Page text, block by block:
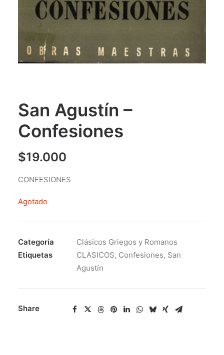
San Agustín –
Confesiones
$19.000
CONFESIONES
Agotado
Categoría
Clásicos Griegos y Romanos
Etiquetas
CLASICOS, Confesiones, San
Agustín
Share